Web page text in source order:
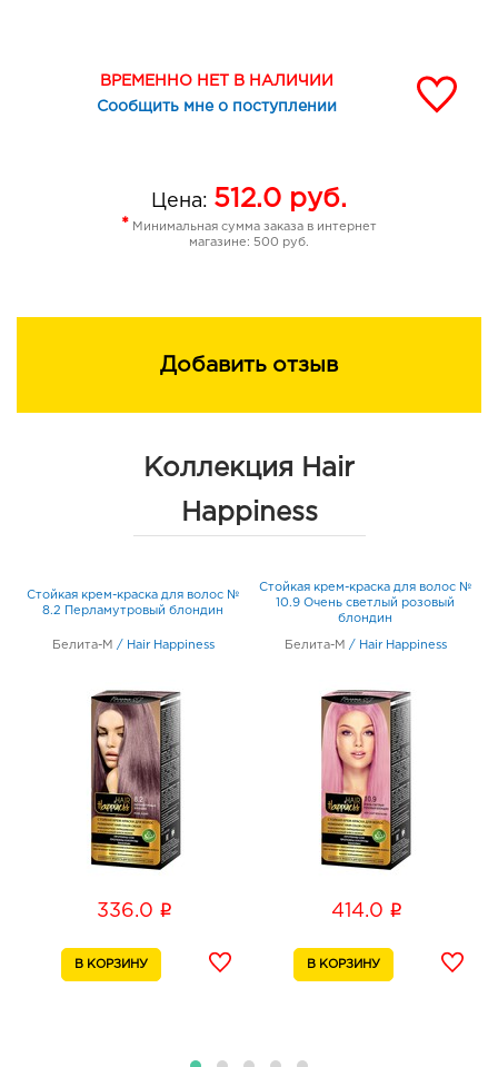
ВРЕМЕННО НЕТ В НАЛИЧИИ
Сообщить мне о поступлении
Цена: 512.0 руб.
* Минимальная сумма заказа в интернет
магазине: 500 руб.
Добавить отзыв
Коллекция Hair
Happiness
Стойкая крем-краска для волос №
8.2 Перламутровый блондин
Белита-М / Hair Happiness
336.0 i
Стойкая крем-краска для волос №
10.9 Очень светлый розовый
блондин
Белита-М / Hair Happiness
414.0 i